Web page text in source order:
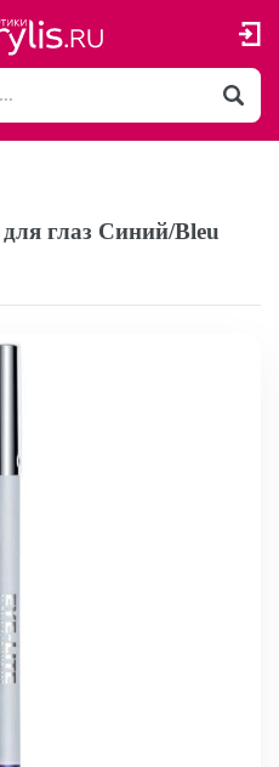
глаз Синий/Bleu